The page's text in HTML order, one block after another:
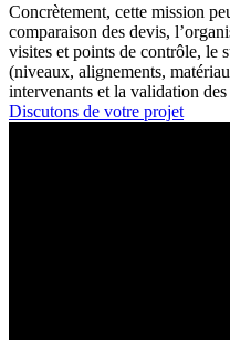
Concrètement, cette mission
comparaison des devis,
visites et points de contrôle, le
(niveaux, alignements,
intervenants et la validation
Discutons de votre projet